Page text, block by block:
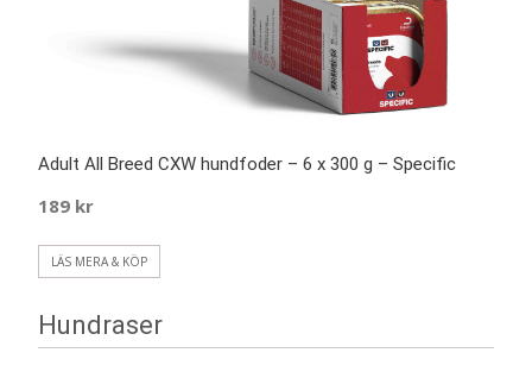
Adult All Breed CXW hundfoder – 6 x 300 g – Specific
189 kr
LÄS MERA & KÖP
Hundraser